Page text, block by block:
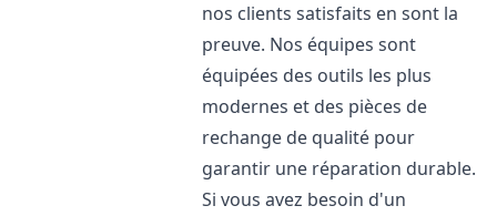
nos clients satisfaits en sont la
preuve. Nos équipes sont
équipées des outils les plus
modernes et des pièces de
rechange de qualité pour
garantir une réparation durable.
Si vous avez besoin d'un